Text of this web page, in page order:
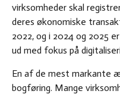
virksomheder skal
deres økonomiske
2022, og i 2024 og 2025
ud med fokus på
En af de mest markante
bogføring. Mange